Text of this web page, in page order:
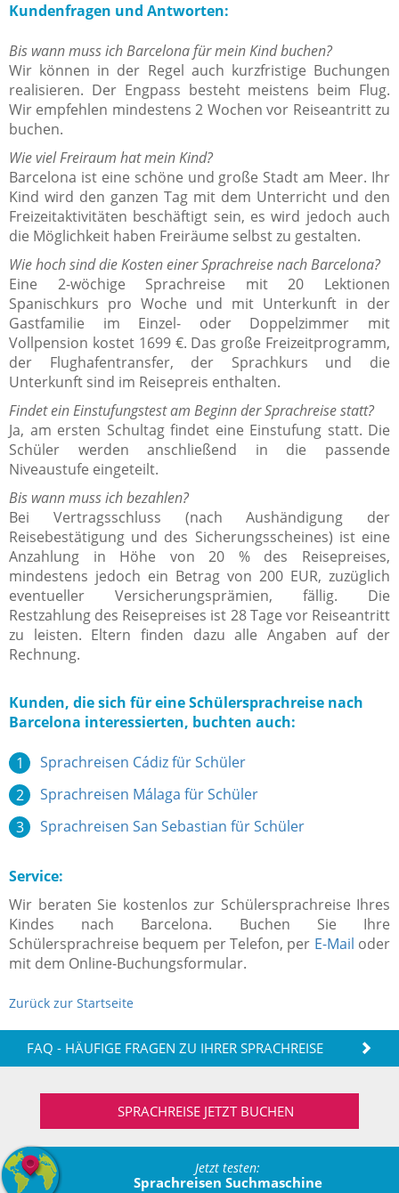
Kundenfragen und Antworten:
Bis wann muss ich Barcelona für mein Kind buchen?
Wir können in der Regel auch kurzfristige Buchungen
realisieren. Der Engpass besteht meistens beim Flug.
Wir empfehlen mindestens 2 Wochen vor Reiseantritt zu
buchen.
Wie viel Freiraum hat mein Kind?
Barcelona ist eine schöne und große Stadt am Meer. Ihr
Kind wird den ganzen Tag mit dem Unterricht und den
Freizeitaktivitäten beschäftigt sein, es wird jedoch auch
die Möglichkeit haben Freiräume selbst zu gestalten.
Wie hoch sind die Kosten einer Sprachreise nach Barcelona?
Eine 2-wöchige Sprachreise mit 20 Lektionen
Spanischkurs pro Woche und mit Unterkunft in der
Gastfamilie im Einzel- oder Doppelzimmer mit
Vollpension kostet 1699 €. Das große Freizeitprogramm,
der Flughafentransfer, der Sprachkurs und die
Unterkunft sind im Reisepreis enthalten.
Findet ein Einstufungstest am Beginn der Sprachreise statt?
Ja, am ersten Schultag findet eine Einstufung statt. Die
Schüler werden anschließend in die passende
Niveaustufe eingeteilt.
Bis wann muss ich bezahlen?
Bei Vertragsschluss (nach Aushändigung der
Reisebestätigung und des Sicherungsscheines) ist eine
Anzahlung in Höhe von 20 % des Reisepreises,
mindestens jedoch ein Betrag von 200 EUR, zuzüglich
eventueller Versicherungsprämien, fällig. Die
Restzahlung des Reisepreises ist 28 Tage vor Reiseantritt
zu leisten. Eltern finden dazu alle Angaben auf der
Rechnung.
Kunden, die sich für eine Schülersprachreise nach
Barcelona interessierten, buchten auch:
Sprachreisen Cádiz für Schüler
Sprachreisen Málaga für Schüler
Sprachreisen San Sebastian für Schüler
Service:
Wir beraten Sie kostenlos zur Schülersprachreise Ihres
Kindes nach Barcelona. Buchen Sie Ihre
Schülersprachreise bequem per Telefon, per E-Mail oder
mit dem Online-Buchungsformular.
Zurück zur Startseite
FAQ - HÄUFIGE FRAGEN ZU IHRER SPRACHREISE
SPRACHREISE JETZT BUCHEN
Jetzt testen:
Sprachreisen Suchmaschine